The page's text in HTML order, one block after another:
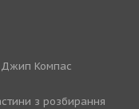
Джип Компас
з розбирання